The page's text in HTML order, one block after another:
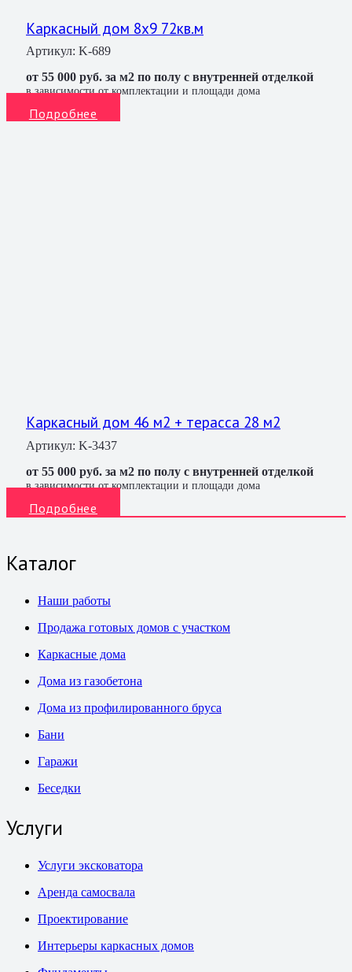
Каркасный дом 8х9 72кв.м
Артикул: K-689
от 55 000 руб. за м2 по полу с внутренней отделкой
в зависимости от комплектации и площади дома
Подробнее
Каркасный дом 46 м2 + терасса 28 м2
Артикул: K-3437
от 55 000 руб. за м2 по полу с внутренней отделкой
в зависимости от комплектации и площади дома
Подробнее
Каталог
Наши работы
Продажа готовых домов с участком
Каркасные дома
Дома из газобетона
Дома из профилированного бруса
Бани
Гаражи
Беседки
Услуги
Услуги эксковатора
Аренда самосвала
Проектирование
Интерьеры каркасных домов